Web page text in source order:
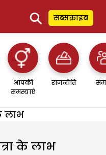
⚲ सब्सक्राइब
आपकी
समस्याएं
राजनीति
लाभ
के लाभ